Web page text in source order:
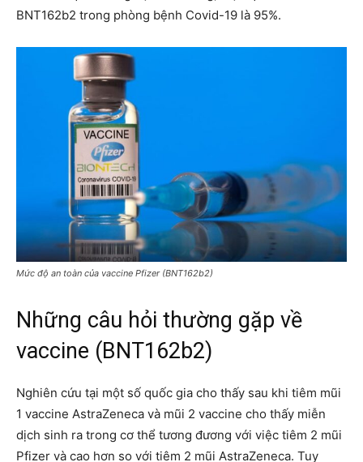
BNT162b2 trong phòng bệnh Covid-19 là 95%.
Mức độ an toàn của vaccine Pfizer (BNT162b2)
Những câu hỏi thường gặp về
vaccine (BNT162b2)
Nghiên cứu tại một số quốc gia cho thấy sau khi tiêm mũi
1 vaccine AstraZeneca và mũi 2 vaccine cho thấy miễn
dịch sinh ra trong cơ thể tương đương với việc tiêm 2 mũi
Pfizer và cao hơn so với tiêm 2 mũi AstraZeneca. Tuy